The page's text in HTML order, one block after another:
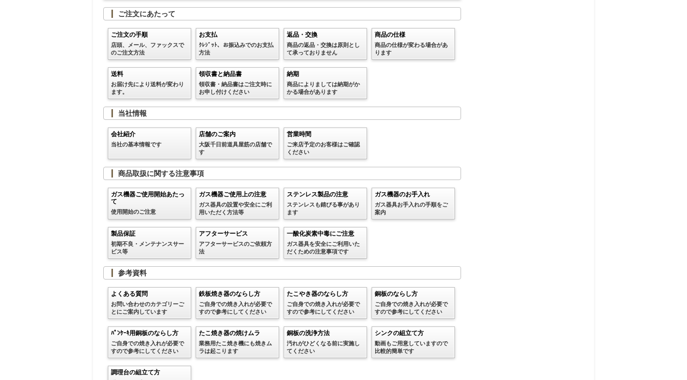
ご注文にあたって
ご注文の手順
店頭、メール、ファックスで
のご注文方法
お支払
ｸﾚｼﾞｯﾄ、お振込みでのお支払
方法
返品・交換
商品の返品・交換は原則とし
て承っておりません
商品の仕様
商品の仕様が変わる場合があ
ります
送料
お届け先により送料が変わり
ます。
領収書と納品書
領収書・納品書はご注文時に
お申し付けください
納期
商品によりましては納期がか
かる場合があります
当社情報
会社紹介
当社の基本情報です
店舗のご案内
大阪千日前道具屋筋の店舗で
す
営業時間
ご来店予定のお客様はご確認
ください
商品取扱に関する注意事項
ガス機器ご使用開始あたっ
て
使用開始のご注意
ガス機器ご使用上の注意
ガス器具の設置や安全にご利
用いただく方法等
ステンレス製品の注意
ステンレスも錆びる事があり
ます
ガス機器のお手入れ
ガス器具お手入れの手順をご
案内
製品保証
初期不良・メンテナンスサー
ビス等
アフターサービス
アフターサービスのご依頼方
法
一酸化炭素中毒にご注意
ガス器具を安全にご利用いた
だくための注意事項です
参考資料
よくある質問
お問い合わせのカテゴリーご
とにご案内しています
鉄板焼き器のならし方
ご自身での焼き入れが必要で
すので参考にしてください
たこやき器のならし方
ご自身での焼き入れが必要で
すので参考にしてください
銅板のならし方
ご自身での焼き入れが必要で
すので参考にしてください
ﾊﾟﾝｹｰｷ用銅板のならし方
ご自身での焼き入れが必要で
すので参考にしてください
たこ焼き器の焼けムラ
業務用たこ焼き機にも焼きム
ラは起こります
銅板の洗浄方法
汚れがひどくなる前に実施し
てください
シンクの組立て方
動画もご用意していますので
比較的簡単です
調理台の組立て方